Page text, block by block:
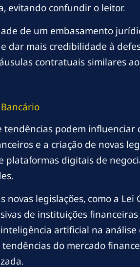
evitando confundir o leitor.
de um embasamento
dar mais credibilidade à
contratuais similares
tendências podem
e a criação de novas
plataformas digitais de
legislações, como a
de instituições
artificial na
do mercado